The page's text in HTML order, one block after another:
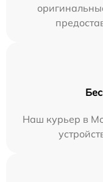
Наш курьер в